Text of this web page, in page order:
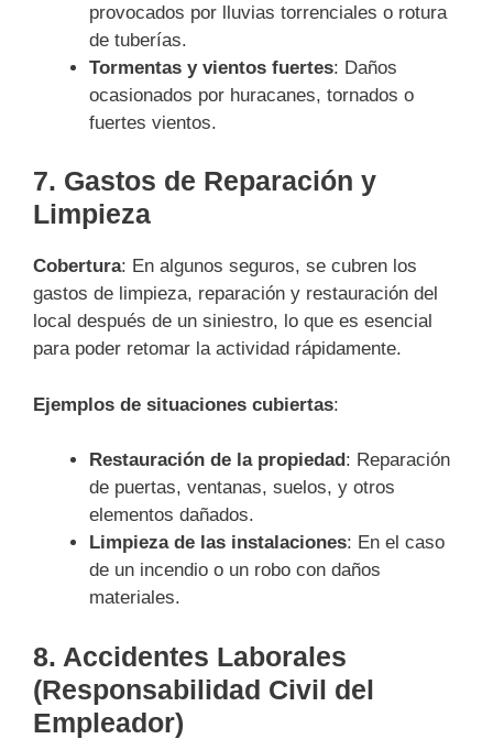
provocados por lluvias torrenciales o rotura
de tuberías.
Tormentas y vientos fuertes: Daños
ocasionados por huracanes, tornados o
fuertes vientos.
7. Gastos de Reparación y
Limpieza
Cobertura: En algunos seguros, se cubren los
gastos de limpieza, reparación y restauración del
local después de un siniestro, lo que es esencial
para poder retomar la actividad rápidamente.
Ejemplos de situaciones cubiertas:
Restauración de la propiedad: Reparación
de puertas, ventanas, suelos, y otros
elementos dañados.
Limpieza de las instalaciones: En el caso
de un incendio o un robo con daños
materiales.
8. Accidentes Laborales
(Responsabilidad Civil del
Empleador)